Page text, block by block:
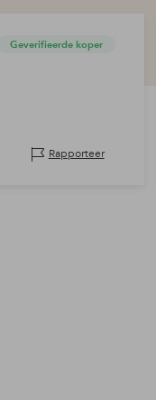
Geverifieerde koper
Rapporteer